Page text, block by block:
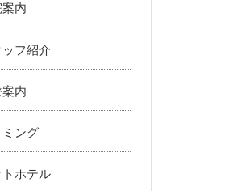
内
ッフ紹介
内
ミング
ホテル